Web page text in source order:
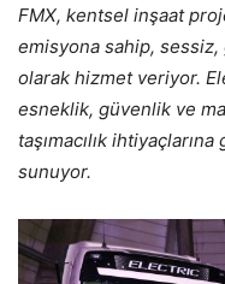
FMX, kentsel inşaat
emisyona sahip,
olarak hizmet veriyor.
esneklik, güvenlik ve
taşımacılık
sunuyor.